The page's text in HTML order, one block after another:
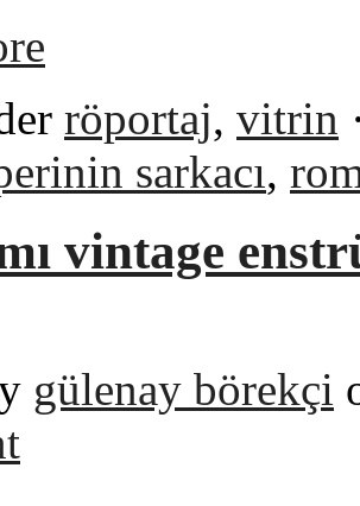
röportaj, vitrin
sarkacı,
vintage
gülenay börekçi